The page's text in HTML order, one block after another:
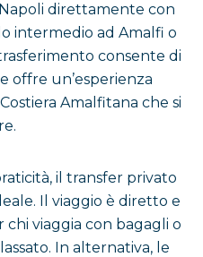
direttamente con
intermedio ad Amalfi o
consente di
offre un’esperienza
Amalfitana che si
il transfer privato
Il viaggio è diretto e
viaggia con bagagli o
In alternativa, le